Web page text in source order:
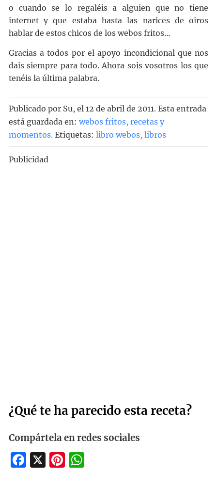
o cuando se lo regaléis a alguien que no tiene
internet y que estaba hasta las narices de oiros
hablar de estos chicos de los webos fritos…
Gracias a todos por el apoyo incondicional que nos
dais siempre para todo. Ahora sois vosotros los que
tenéis la última palabra.
Publicado por Su, el 12 de abril de 2011. Esta entrada
está guardada en: webos fritos, recetas y
momentos. Etiquetas: libro webos, libros
Publicidad
¿Qué te ha parecido esta receta?
Compártela en redes sociales
Facebook
X Pinterest
WhatsApp